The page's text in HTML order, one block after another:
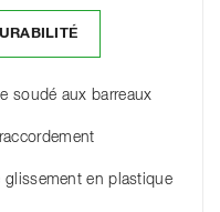
soudé aux barreaux
glissement en plastique